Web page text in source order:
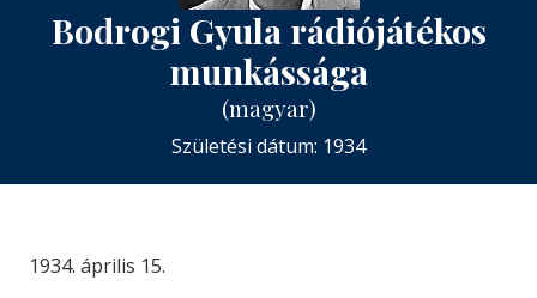
Bodrogi Gyula rádiójátékos
munkássága
(magyar)
Születési dátum: 1934
1934. április 15.